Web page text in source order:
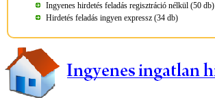
Ingyenes hirdetés feladás regisztráció nélkül (50 db)
Hirdetés feladás ingyen expressz (34 db)